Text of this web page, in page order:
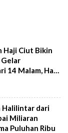
Haji Ciut Bikin
14 Malam, Haji
Halilintar dari
Miliaran
Puluhan Ribu